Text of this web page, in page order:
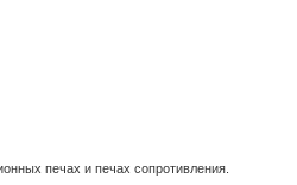
печах и печах сопротивления.